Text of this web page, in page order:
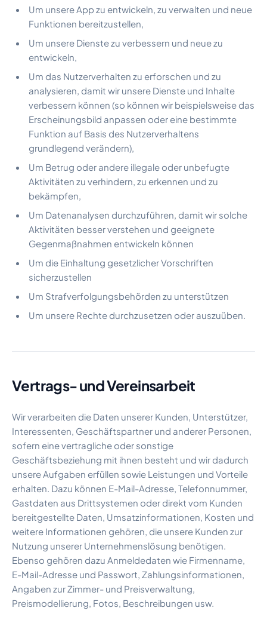
Um unsere App zu entwickeln, zu verwalten und neue
Funktionen bereitzustellen,
Um unsere Dienste zu verbessern und neue zu
entwickeln,
Um das Nutzerverhalten zu erforschen und zu
analysieren, damit wir unsere Dienste und Inhalte
verbessern können (so können wir beispielsweise das
Erscheinungsbild anpassen oder eine bestimmte
Funktion auf Basis des Nutzerverhaltens
grundlegend verändern),
Um Betrug oder andere illegale oder unbefugte
Aktivitäten zu verhindern, zu erkennen und zu
bekämpfen,
Um Datenanalysen durchzuführen, damit wir solche
Aktivitäten besser verstehen und geeignete
Gegenmaßnahmen entwickeln können
Um die Einhaltung gesetzlicher Vorschriften
sicherzustellen
Um Strafverfolgungsbehörden zu unterstützen
Um unsere Rechte durchzusetzen oder auszuüben.
Vertrags- und Vereinsarbeit
Wir verarbeiten die Daten unserer Kunden, Unterstützer,
Interessenten, Geschäftspartner und anderer Personen,
sofern eine vertragliche oder sonstige
Geschäftsbeziehung mit ihnen besteht und wir dadurch
unsere Aufgaben erfüllen sowie Leistungen und Vorteile
erhalten. Dazu können E-Mail-Adresse, Telefonnummer,
Gastdaten aus Drittsystemen oder direkt vom Kunden
bereitgestellte Daten, Umsatzinformationen, Kosten und
weitere Informationen gehören, die unsere Kunden zur
Nutzung unserer Unternehmenslösung benötigen.
Ebenso gehören dazu Anmeldedaten wie Firmenname,
E-Mail-Adresse und Passwort, Zahlungsinformationen,
Angaben zur Zimmer- und Preisverwaltung,
Preismodellierung, Fotos, Beschreibungen usw.